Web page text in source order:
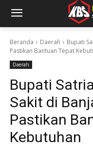
Beranda Daerah
Bupati
Pastikan Bantuan Tepat
Daerah
Bupati
Sakit di
Pastikan
Kebutuhan